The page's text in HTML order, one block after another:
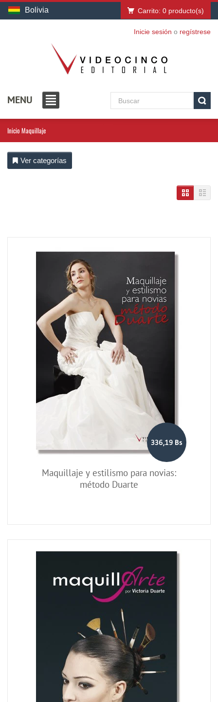
Bolivia Carrito: 0 producto(s)
Inicie sesión o regístrese
MENU
Inicio Maquillaje
Ver categorías
336,19 Bs
Maquillaje y estilismo para novias:
método Duarte